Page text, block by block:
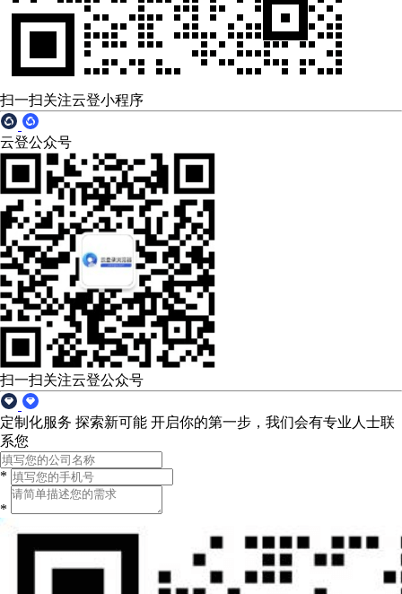
扫一扫关注云登小程序
云登公众号
扫一扫关注云登公众号
定制化服务 探索新可能 开启你的第一步，我们会有专业人士联
系您
*
*